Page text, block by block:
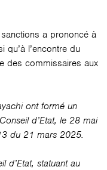
a prononcé à
qu’à l’encontre du
des commissaires aux
ont formé un
d’Etat, le 28 mai
du 21 mars 2025.
d’Etat, statuant au